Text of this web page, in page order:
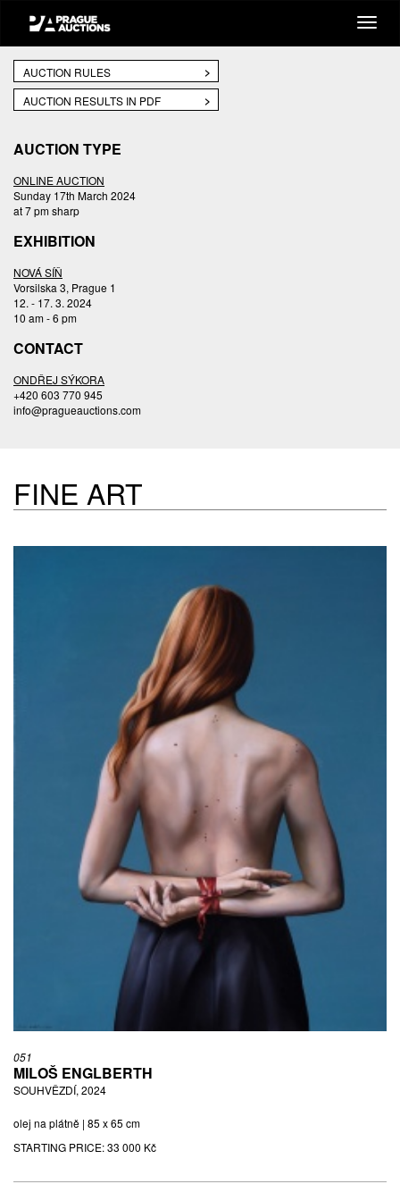
AUCTION RULES
AUCTION RESULTS IN PDF
AUCTION TYPE
ONLINE AUCTION
Sunday 17th March 2024
at 7 pm sharp
EXHIBITION
NOVÁ SÍŇ
Vorsilska 3, Prague 1
12. - 17. 3. 2024
10 am - 6 pm
CONTACT
ONDŘEJ SÝKORA
+420 603 770 945
info@pragueauctions.com
FINE ART
051
MILOŠ ENGLBERTH
SOUHVĚZDÍ, 2024
olej na plátně | 85 x 65 cm
STARTING PRICE:33 000 Kč